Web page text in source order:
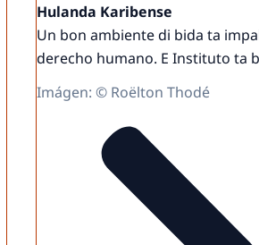
di bida diario. Bo por ta puntrando
òf trato desigual.
nos. Nos ta splika kiko bo
via Facebook. Por bishitá
Hulanda Karibense
Un bon ambiente di bida ta
derecho humano. E Instituto ta
Imágen: © Roëlton Thodé